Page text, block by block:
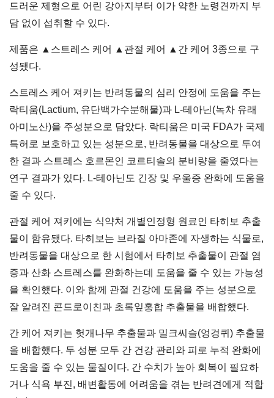
드러운 제형으로 어린 강아지부터 이가 약한 노령견까지 부
담 없이 섭취할 수 있다.
제품은 ▲스트레스 케어 ▲관절 케어 ▲간 케어 3종으로 구
성됐다.
스트레스 케어 져키는 반려동물의 심리 안정에 도움을 주는
락티움(Lactium, 유단백가수분해물)과 L-테아닌(녹차 유래
아미노산)을 주성분으로 담았다. 락티움은 미국 FDA가 국제
특허로 보호하고 있는 성분으로, 반려동물을 대상으로 투여
한 결과 스트레스 호르몬인 코르티솔의 분비량을 줄였다는
연구 결과가 있다. L-테아닌도 긴장 및 우울증 완화에 도움을
줄 수 있다.
관절 케어 져키에는 식약처 개별인정형 원료인 타히보 추출
물이 함유됐다. 타히보는 브라질 아마존에 자생하는 식물로,
반려동물을 대상으로 한 시험에서 타히보 추출물이 관절 염
증과 산화 스트레스를 완화하는데 도움을 줄 수 있는 가능성
을 확인했다. 이와 함께 관절 건강에 도움을 주는 성분으로
잘 알려진 콘드로이친과 초록잎홍합 추출물을 배합했다.
간 케어 져키는 헛개나무 추출물과 밀크씨슬(엉겅퀴) 추출물
을 배합했다. 두 성분 모두 간 건강 관리와 피로 누적 완화에
도움을 줄 수 있는 물질이다. 간 수치가 높아 회복이 필요하
거나 식욕 부진, 배변활동에 어려움을 겪는 반려견에게 적합